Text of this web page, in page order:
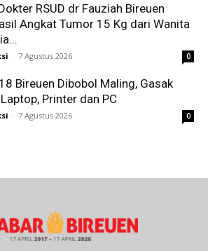
RSUD dr Fauziah Bireuen
Angkat Tumor 15 Kg dari Wanita
- 7 Agustus 2026 0
Bireuen Dibobol Maling, Gasak
Printer dan PC
- 7 Agustus 2026 0